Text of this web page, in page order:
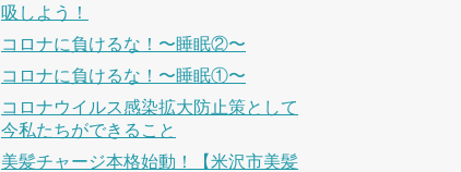
吸しよう！
コロナに負けるな！〜睡眠②〜
コロナに負けるな！〜睡眠①〜
コロナウイルス感染拡大防止策として
今私たちができること
美髪チャージ本格始動！【米沢市美髪